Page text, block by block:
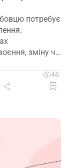
потребує
зміну чи
46